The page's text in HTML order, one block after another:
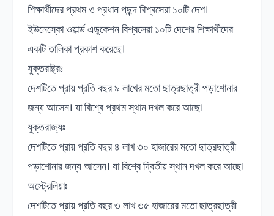
শিক্ষার্থীদের প্রথম ও প্রধান পছন্দ বিশ্বসেরা ১০টি দেশ।
ইউনেস্কো ওয়ার্ল্ড এডুকেশন বিশ্বসেরা ১০টি দেশের শিক্ষার্থীদের
একটি তালিকা প্রকাশ করেছে।
যুক্তরাষ্ট্রঃ
দেশটিতে প্রায় প্রতি বছর ৯ লাখের মতো ছাত্রছাত্রী পড়াশোনার
জন্য আসেন। যা বিশ্বে প্রথম স্থান দখল করে আছে।
যুক্তরাজ্যঃ
দেশটিতে প্রায় প্রতি বছর ৪ লাখ ৩০ হাজারের মতো ছাত্রছাত্রী
পড়াশোনার জন্য আসেন। যা বিশ্বে দ্বিতীয় স্থান দখল করে আছে।
অস্ট্রেলিয়াঃ
দেশটিতে প্রায় প্রতি বছর ৩ লাখ ৩৫ হাজারের মতো ছাত্রছাত্রী